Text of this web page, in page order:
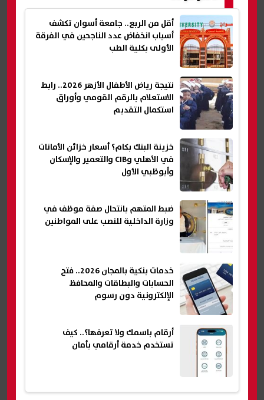
أقل من الربع.. جامعة أسوان تكشف
أسباب انخفاض عدد الناجحين في الفرقة
الأولى بكلية الطب
نتيجة رياض الأطفال الأزهر 2026.. رابط
الاستعلام بالرقم القومي وأوراق
استكمال التقديم
خزينة البنك بكام؟ أسعار خزائن الأمانات
في الأهلي وCIB والتعمير والإسكان
وأبوظبي الأول
ضبط المتهم بانتحال صفة موظف في
وزارة الداخلية للنصب على المواطنين
خدمات بنكية بالمجان 2026.. فتح
الحسابات والبطاقات والمحافظ
الإلكترونية دون رسوم
أرقام باسمك ولا تعرفها؟.. كيف
تستخدم خدمة أرقامي بأمان